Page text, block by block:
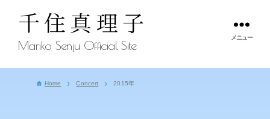
千住真理子
Mariko Senju Official Site
メニュー
Home Concert 2015年